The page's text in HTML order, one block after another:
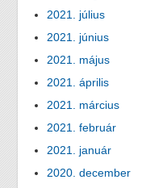
2021. július
2021. június
2021. május
2021. április
2021. március
2021. február
2021. január
2020. december